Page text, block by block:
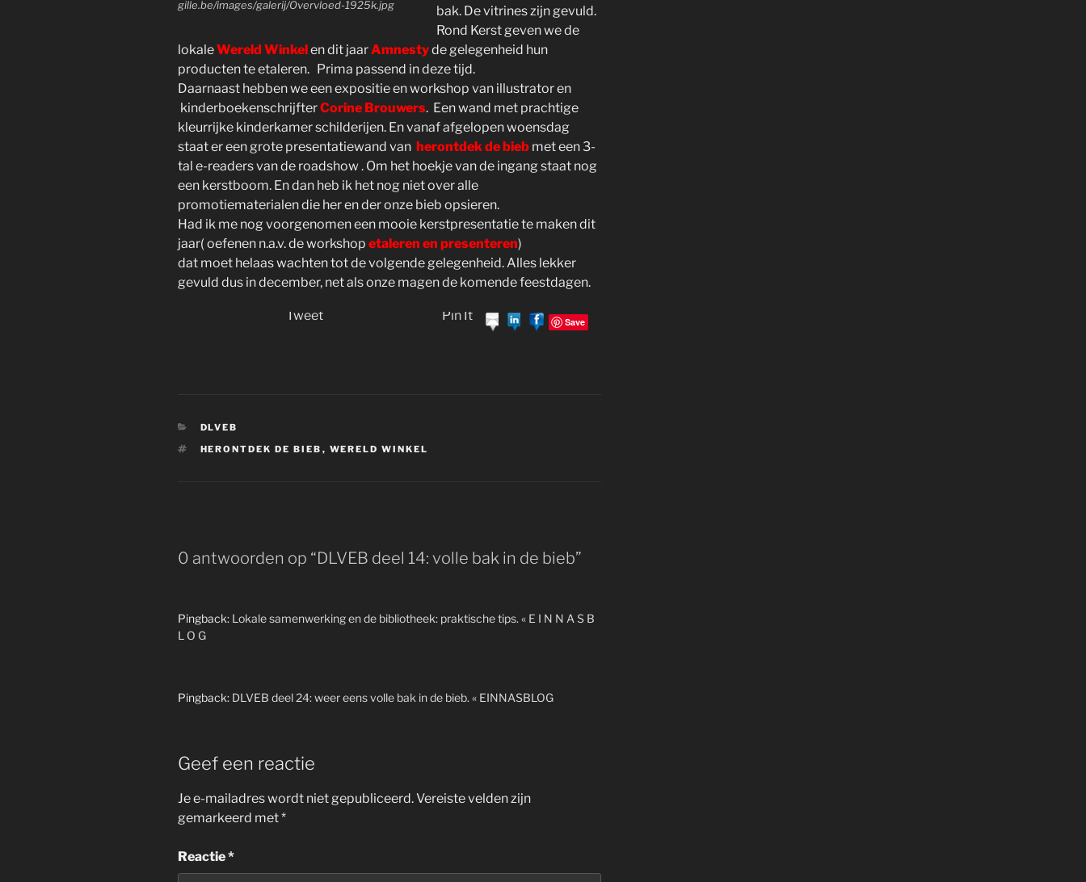
gille.be/images/galerij/Overvloed-1925k.jpg
bak. De vitrines zijn gevuld.
Rond Kerst geven we de
lokaleWereld Winkel en dit jaarAmnestyde gelegenheid hun
producten te etaleren. Prima passend in deze tijd.
Daarnaast hebben we een expositie en workshop van illustrator en
kinderboekenschrijfterCorine Brouwers. Een wand met prachtige
kleurrijke kinderkamer schilderijen. En vanaf afgelopen woensdag
staat er een grote presentatiewand van herontdek de bieb met een 3-
tal e-readers van de roadshow . Om het hoekje van de ingang staat nog
een kerstboom. En dan heb ik het nog niet over alle
promotiematerialen die her en der onze bieb opsieren.
Had ik me nog voorgenomen een mooie kerstpresentatie te maken dit
jaar( oefenen n.a.v. de workshop etaleren en presenteren)
dat moet helaas wachten tot de volgende gelegenheid. Alles lekker
gevuld dus in december, net als onze magen de komende feestdagen.
Tweet Pin It Save
CATEGORIEËN
DLVEB
TAGS
HERONTDEK DE BIEB , WERELD WINKEL
0 antwoorden op “DLVEB deel 14: volle bak in de bieb”
Pingback: Lokale samenwerking en de bibliotheek: praktische tips. « E I N N A S B
L O G
Pingback: DLVEB deel 24: weer eens volle bak in de bieb. « EINNASBLOG
Geef een reactie
Je e-mailadres wordt niet gepubliceerd.Vereiste velden zijn
gemarkeerd met*
Reactie*